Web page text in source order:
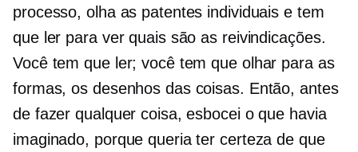
processo, olha as patentes individuais e tem
que ler para ver quais são as reivindicações.
Você tem que ler; você tem que olhar para as
formas, os desenhos das coisas. Então, antes
de fazer qualquer coisa, esbocei o que havia
imaginado, porque queria ter certeza de que